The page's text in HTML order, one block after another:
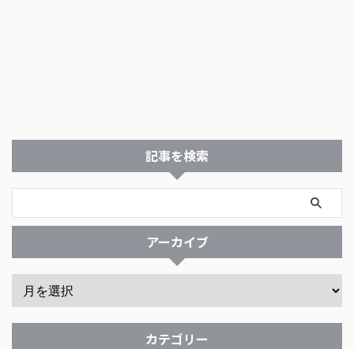
記事を検索
アーカイブ
カテゴリー